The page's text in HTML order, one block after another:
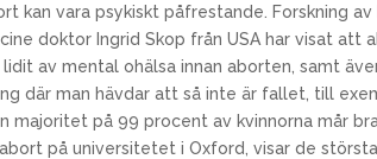
kan vara psykiskt påfrestande. Forskning
doktor Ingrid Skop från USA har visat att
av mental ohälsa innan aborten, samt
där man hävdar att så inte är fallet, till
majoritet på 99 procent av kvinnorna mår
på universitetet i Oxford, visar de